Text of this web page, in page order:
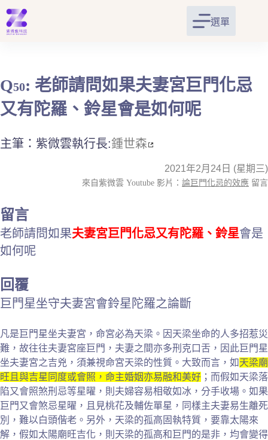
跳
至
主
容
選單
Q50: 老師請問如果夫妻宮巨門化忌
又有陀羅、鈴星會是如何呢
主筆：紫微雲執行長:鍾世森
2021年2月24日 (星期三)
來自紫微雲 Youtube 影片： 論巨門化忌的效應 留言
留言
老師請問如果夫妻宮巨門化忌又有陀羅、鈴星會是
如何呢
回覆
巨門星坐守夫妻宮會鈴星陀羅之論斷
凡是巨門星坐夫妻宮，命宮必為天梁。因天梁坐命的人多招惹災
難，故往往夫妻宮座巨門，夫妻之間亦多刑克口舌，因此巨門星
坐夫妻宮之吉兇，須兼視命宮天梁的性質。大致而言，如天梁廟
旺且與吉星同度或會照，命主婚姻亦易融和美好 ；而假如天梁落
陷又會照煞刑忌等星曜，則夫婦容易相敬如冰，分手收場。如果
巨門又會煞忌星曜，且見桃花及輔佐單星，同樣主夫妻易生離死
別，難以白頭偕老。另外，天梁的孤高固執特質，要靠太陽來
解，假如太陽廟旺吉化，則天梁的孤高和巨門的是非，均會變得